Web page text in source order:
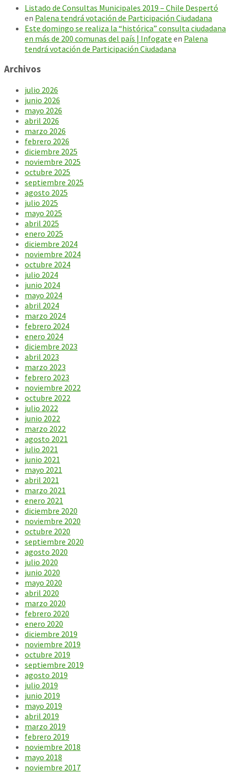
Listado de Consultas Municipales 2019 – Chile Despertó
en Palena tendrá votación de Participación Ciudadana
Este domingo se realiza la “histórica” consulta ciudadana
en más de 200 comunas del país | Infogate en Palena
tendrá votación de Participación Ciudadana
Archivos
julio 2026
junio 2026
mayo 2026
abril 2026
marzo 2026
febrero 2026
diciembre 2025
noviembre 2025
octubre 2025
septiembre 2025
agosto 2025
julio 2025
mayo 2025
abril 2025
enero 2025
diciembre 2024
noviembre 2024
octubre 2024
julio 2024
junio 2024
mayo 2024
abril 2024
marzo 2024
febrero 2024
enero 2024
diciembre 2023
abril 2023
marzo 2023
febrero 2023
noviembre 2022
octubre 2022
julio 2022
junio 2022
marzo 2022
agosto 2021
julio 2021
junio 2021
mayo 2021
abril 2021
marzo 2021
enero 2021
diciembre 2020
noviembre 2020
octubre 2020
septiembre 2020
agosto 2020
julio 2020
junio 2020
mayo 2020
abril 2020
marzo 2020
febrero 2020
enero 2020
diciembre 2019
noviembre 2019
octubre 2019
septiembre 2019
agosto 2019
julio 2019
junio 2019
mayo 2019
abril 2019
marzo 2019
febrero 2019
noviembre 2018
mayo 2018
noviembre 2017